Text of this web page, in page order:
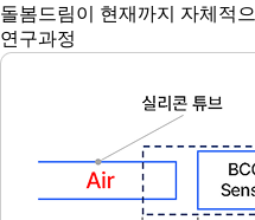
돌봄드림이 현재까지 자체적
연구과정